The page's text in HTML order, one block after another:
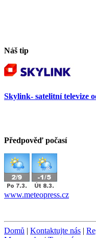
Náš tip
Skylink- satelitní televize
Předpověď počasí
www.meteopress.cz
Domů | Kontaktujte nás |